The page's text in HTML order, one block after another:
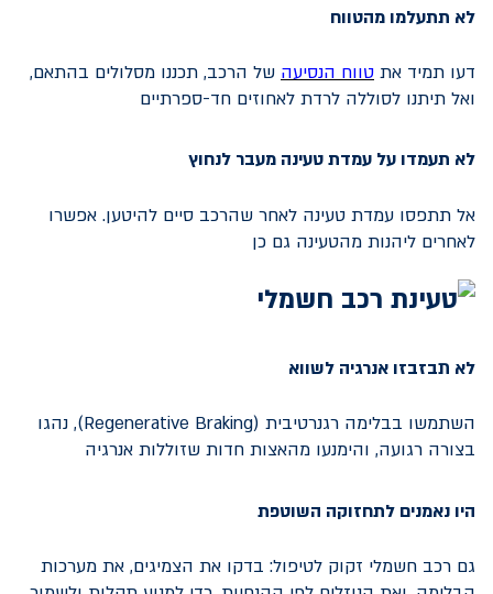
לא תתעלמו מהטווח
דעו תמיד את טווח הנסיעה של הרכב, תכננו מסלולים בהתאם,
ואל תיתנו לסוללה לרדת לאחוזים חד-ספרתיים
לא תעמדו על עמדת טעינה מעבר לנחוץ
אל תתפסו עמדת טעינה לאחר שהרכב סיים להיטען. אפשרו
לאחרים ליהנות מהטעינה גם כן
לא תבזבזו אנרגיה לשווא
השתמשו בבלימה רגנרטיבית (Regenerative Braking), נהגו
בצורה רגועה, והימנעו מהאצות חדות שזוללות אנרגיה
היו נאמנים לתחזוקה השוטפת
גם רכב חשמלי זקוק לטיפול: בדקו את הצמיגים, את מערכות